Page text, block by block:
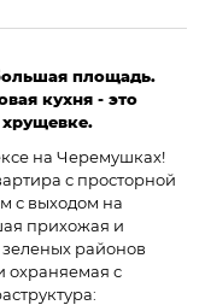
площадь.
кухня - это
на Черемушках!
с просторной
с выходом на
прихожая и
районов
охраняемая с